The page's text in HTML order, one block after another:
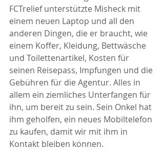
FCTrelief unterstützte Misheck mit
einem neuen Laptop und all den
anderen Dingen, die er braucht, wie
einem Koffer, Kleidung, Bettwäsche
und Toilettenartikel, Kosten für
seinen Reisepass, Impfungen und die
Gebühren für die Agentur. Alles in
allem ein ziemliches Unterfangen für
ihn, um bereit zu sein. Sein Onkel hat
ihm geholfen, ein neues Mobiltelefon
zu kaufen, damit wir mit ihm in
Kontakt bleiben können.